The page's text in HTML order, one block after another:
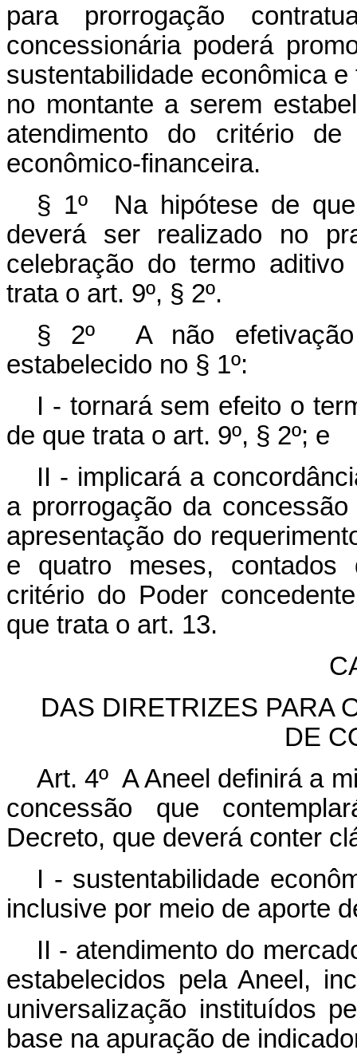
para prorrogação
concessionária poderá
sustentabilidade econômica
no montante a serem
atendimento do critério
econômico-financeira.
§ 1º Na hipótese de
deverá ser realizado no
celebração do termo
trata o art. 9º, § 2º.
§ 2º A não
estabelecido no § 1º:
I - tornará sem efeito o
de que trata o art. 9º, § 2º; e
II - implicará a
a prorrogação da
apresentação do
e quatro meses, contados
critério do Poder
que trata o art. 13.
DAS DIRETRIZES PARA
DE
Art. 4º A Aneel definirá a
concessão que
Decreto, que deverá conter
I - sustentabilidade
inclusive por meio de aporte
II - atendimento do
estabelecidos pela Aneel,
universalização instituídos
base na apuração de